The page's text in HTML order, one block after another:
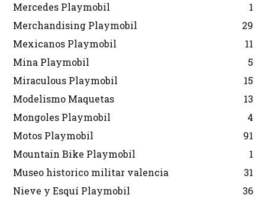
Mercedes Playmobil
1
Merchandising Playmobil
29
Mexicanos Playmobil
11
Mina Playmobil
5
Miraculous Playmobil
15
Modelismo Maquetas
13
Mongoles Playmobil
4
Motos Playmobil
91
Mountain Bike Playmobil
1
Museo historico militar valencia
31
Nieve y Esquí Playmobil
36